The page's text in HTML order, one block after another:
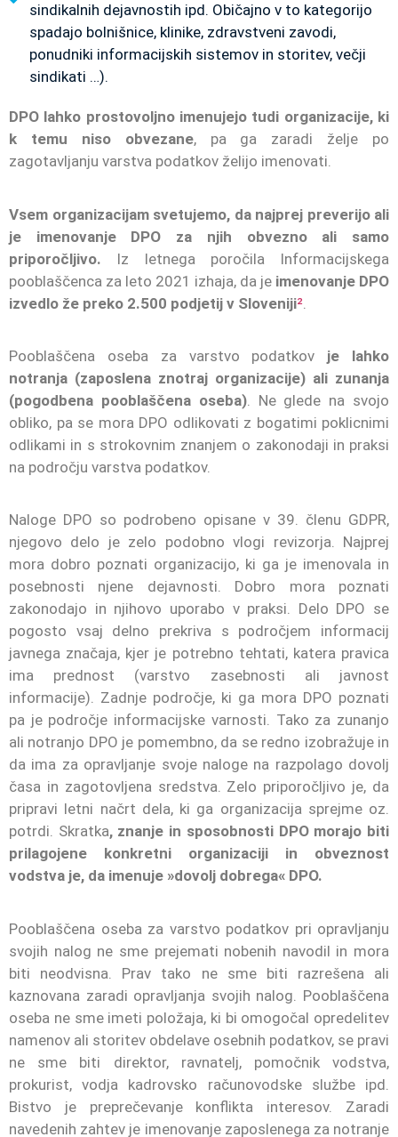
sindikalnih dejavnostih ipd. Običajno v to kategorijo
spadajo bolnišnice, klinike, zdravstveni zavodi,
ponudniki informacijskih sistemov in storitev, večji
sindikati …).
DPO lahko prostovoljno imenujejo tudi organizacije, ki
k temu niso obvezane, pa ga zaradi želje po
zagotavljanju varstva podatkov želijo imenovati.
Vsem organizacijam svetujemo, da najprej preverijo ali
je imenovanje DPO za njih obvezno ali samo
priporočljivo. Iz letnega poročila Informacijskega
pooblaščenca za leto 2021 izhaja, da je imenovanje DPO
izvedlo že preko 2.500 podjetij v Sloveniji²
Pooblaščena oseba za varstvo podatkov je lahko
notranja (zaposlena znotraj organizacije) ali zunanja
(pogodbena pooblaščena oseba). Ne glede na svojo
obliko, pa se mora DPO odlikovati z bogatimi poklicnimi
odlikami in s strokovnim znanjem o zakonodaji in praksi
na področju varstva podatkov.
Naloge DPO so podrobeno opisane v 39. členu GDPR,
njegovo delo je zelo podobno vlogi revizorja. Najprej
mora dobro poznati organizacijo, ki ga je imenovala in
posebnosti njene dejavnosti. Dobro mora poznati
zakonodajo in njihovo uporabo v praksi. Delo DPO se
pogosto vsaj delno prekriva s področjem informacij
javnega značaja, kjer je potrebno tehtati, katera pravica
ima prednost (varstvo zasebnosti ali javnost
informacije). Zadnje področje, ki ga mora DPO poznati
pa je področje informacijske varnosti. Tako za zunanjo
ali notranjo DPO je pomembno, da se redno izobražuje in
da ima za opravljanje svoje naloge na razpolago dovolj
časa in zagotovljena sredstva. Zelo priporočljivo je, da
pripravi letni načrt dela, ki ga organizacija sprejme oz.
potrdi. Skratka, znanje in sposobnosti DPO morajo biti
prilagojene konkretni organizaciji in obveznost
vodstva je, da imenuje »dovolj dobrega« DPO.
Pooblaščena oseba za varstvo podatkov pri opravljanju
svojih nalog ne sme prejemati nobenih navodil in mora
biti neodvisna. Prav tako ne sme biti razrešena ali
kaznovana zaradi opravljanja svojih nalog. Pooblaščena
oseba ne sme imeti položaja, ki bi omogočal opredelitev
namenov ali storitev obdelave osebnih podatkov, se pravi
ne sme biti direktor, ravnatelj, pomočnik vodstva,
prokurist, vodja kadrovsko računovodske službe ipd.
Bistvo je preprečevanje konflikta interesov. Zaradi
navedenih zahtev je imenovanje zaposlenega za notranje